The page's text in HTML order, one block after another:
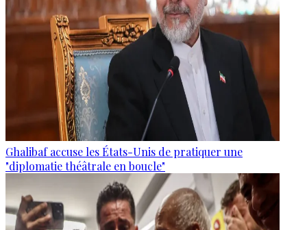
Ghalibaf accuse les États-Unis de pratiquer une
"diplomatie théâtrale en boucle"